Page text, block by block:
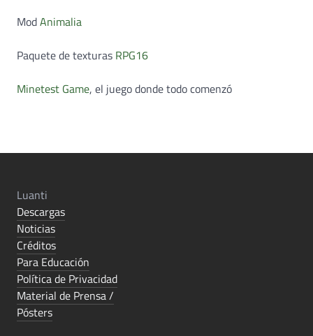
ModAnimalia
Paquete de texturas RPG16
Minetest Game, el juego donde todo comenzó
Luanti
Descargas
Noticias
Créditos
Para Educación
Política de Privacidad
Material de Prensa /
Pósters